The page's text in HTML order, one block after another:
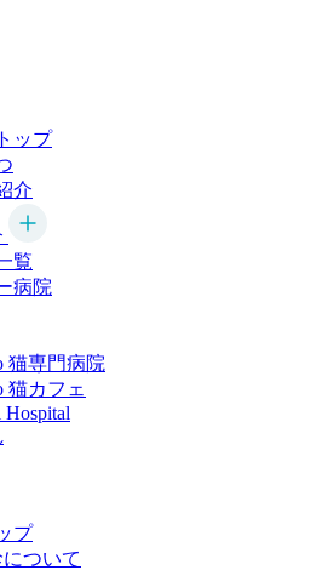
ップ
介
覧
病院
猫専門病院
猫カフェ
Hospital
プ
ついて